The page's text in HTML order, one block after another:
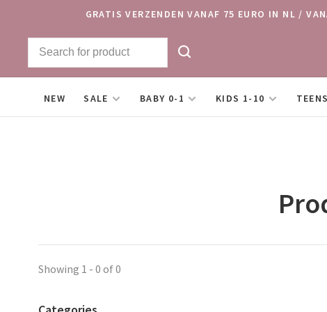
GRATIS VERZENDEN VANAF 75 EURO IN NL /
NEW SALE BABY 0-1 KIDS 1-10
Showing 1 - 0 of 0